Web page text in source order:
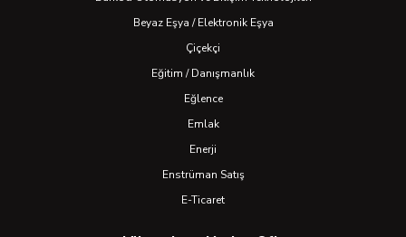
Beyaz Eşya / Elektronik Eşya
Çiçekçi
Eğitim / Danışmanlık
Eğlence
Emlak
Enerji
Enstrüman Satış
E-Ticaret